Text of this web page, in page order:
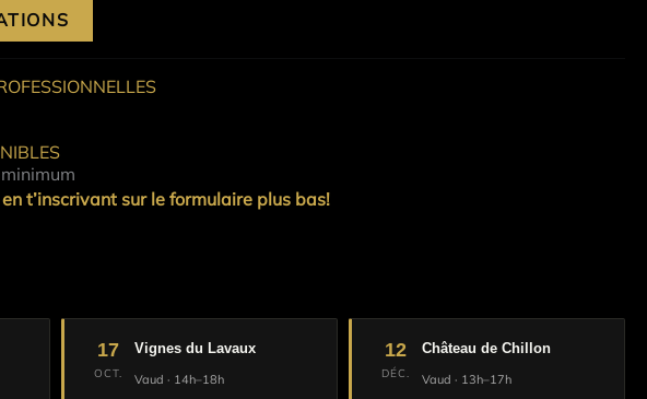
t’inscrivant sur le formulaire plus bas!
17
OCT.
Vignes du Lavaux
Vaud · 14h–18h
12
DÉC.
Château de Chillon
Vaud · 13h–17h